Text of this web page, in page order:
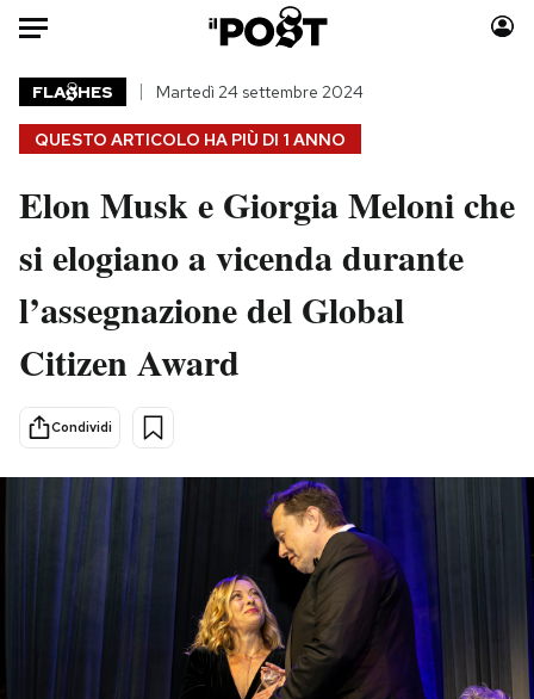
Auto
HOME
Italia
Politica
Tecnologia
Internet
Scienza
Cultura
Economia
Sport
Moda
Consumismi
Storie/Idee
Mondiali calcio 2026
PODCAST
NEWSLETTER
QUESTO ARTICOLO HA PIÙ DI 1 ANNO
FLA HES Martedì 24 settembre 2024
Elon Musk e Giorgia Meloni che
si elogiano a vicenda durante
l’assegnazione del Global
Citizen Award
Condividi